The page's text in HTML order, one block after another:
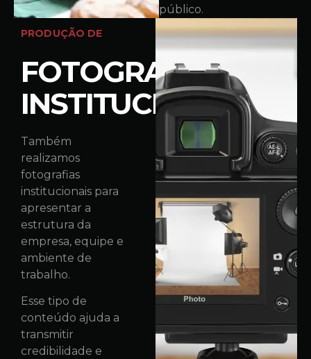
público.
PRODUÇÃO DE
FOTOGRAFIA
INSTITUCIONAL
Também
realizamos
fotografias
institucionais para
apresentar a
estrutura da
empresa, equipe e
ambiente de
trabalho.
Esse tipo de
conteúdo ajuda a
transmitir
credibilidade e